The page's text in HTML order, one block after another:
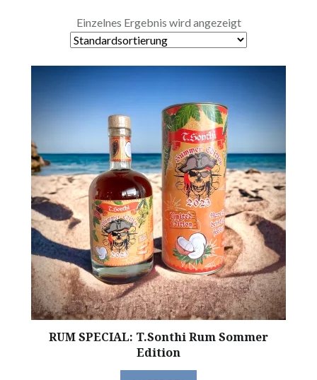
Einzelnes Ergebnis wird angezeigt
RUM SPECIAL: T.Sonthi Rum Sommer
Edition